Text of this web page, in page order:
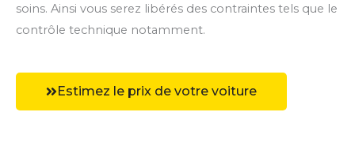
soins. Ainsi vous serez libérés des contraintes tels que le
contrôle technique notamment.
Estimez le prix de votre voiture